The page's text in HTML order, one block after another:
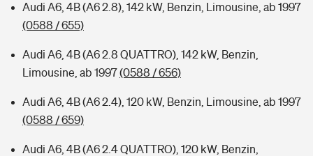
Audi A6, 4B (A6 2.8), 142 kW, Benzin, Limousine, ab 1997
(0588 / 655)
Audi A6, 4B (A6 2.8 QUATTRO), 142 kW, Benzin,
Limousine, ab 1997(0588 / 656)
Audi A6, 4B (A6 2.4), 120 kW, Benzin, Limousine, ab 1997
(0588 / 659)
Audi A6, 4B (A6 2.4 QUATTRO), 120 kW, Benzin,